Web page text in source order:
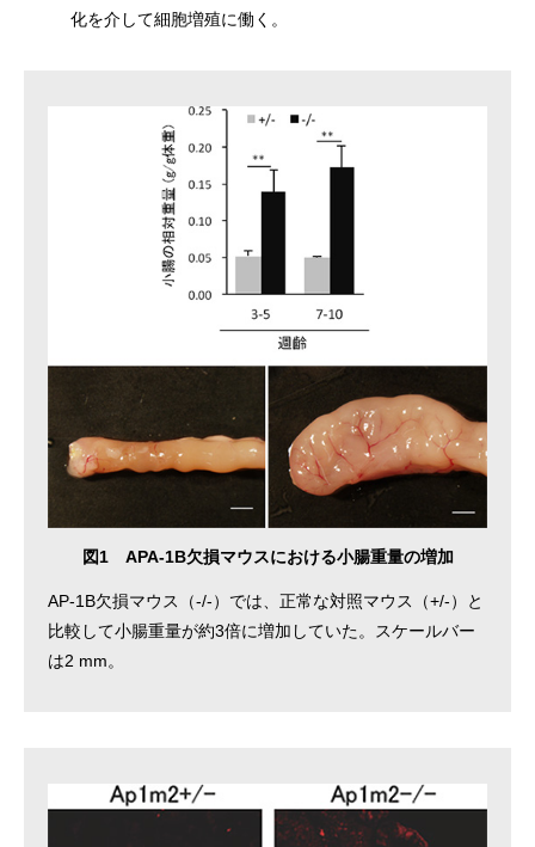
化を介して細胞増殖に働く。
図1 APA-1B欠損マウスにおける小腸重量の増加
AP-1B欠損マウス（-/-）では、正常な対照マウス（+/-）と
比較して小腸重量が約3倍に増加していた。スケールバー
は2 mm。